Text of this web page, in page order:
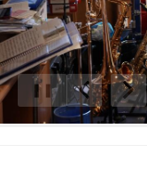
Poprzedni
❚❚